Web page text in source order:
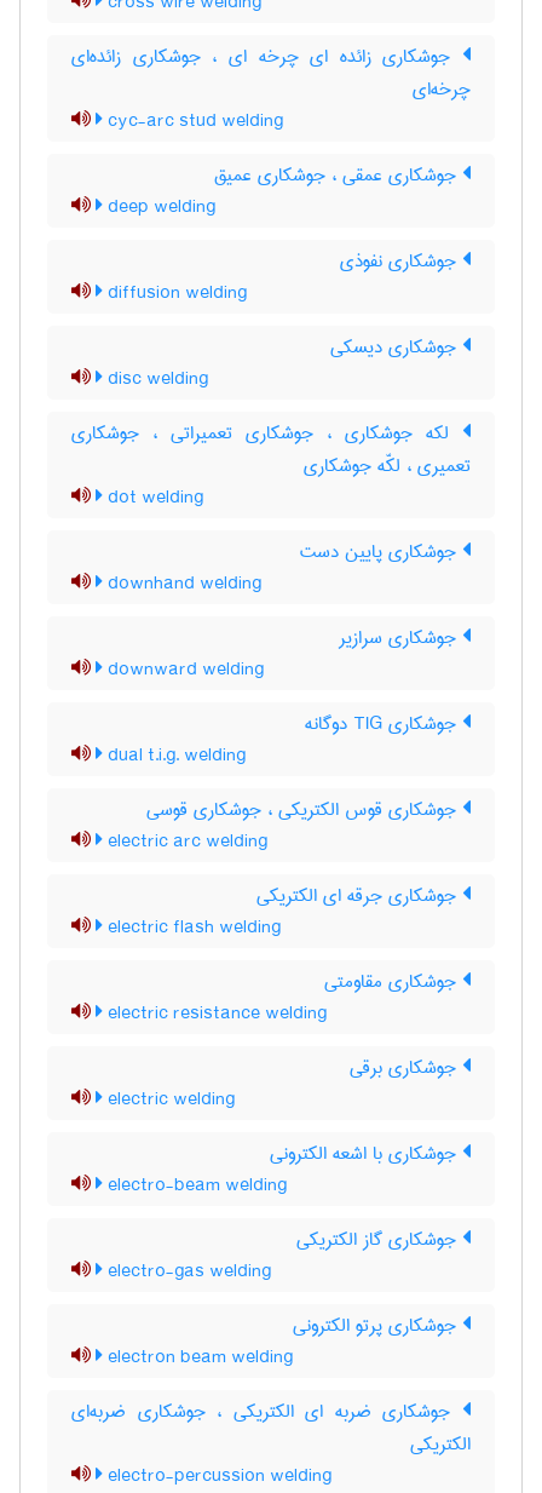
جوشکاری زائده ای چرخه ای ، جوشکاری زائده‌ای
چرخه‌ای
cyc-arc stud welding
جوشکاری عمقی ، جوشکاری عمیق
deep welding
جوشکاری نفوذی
diffusion welding
جوشکاری دیسکی
disc welding
لکه جوشکاری ، جوشکاری تعمیراتی ، جوشکاری
تعمیری ، لکّه جوشکاری
dot welding
جوشکاری پایین دست
downhand welding
جوشکاری سرازیر
downward welding
جوشکاری TIG دوگانه
dual t.i.g. welding
جوشکاری قوس الکتریکی ، جوشکاری قوسی
electric arc welding
جوشکاری جرقه ای الکتریکی
electric flash welding
جوشکاری مقاومتی
electric resistance welding
جوشکاری برقی
electric welding
جوشکاری با اشعه الکترونی
electro-beam welding
جوشکاری گاز الکتریکی
electro-gas welding
جوشکاری پرتو الکترونی
electron beam welding
جوشکاری ضربه ای الکتریکی ، جوشکاری ضربه‌ای
الکتریکی
electro-percussion welding